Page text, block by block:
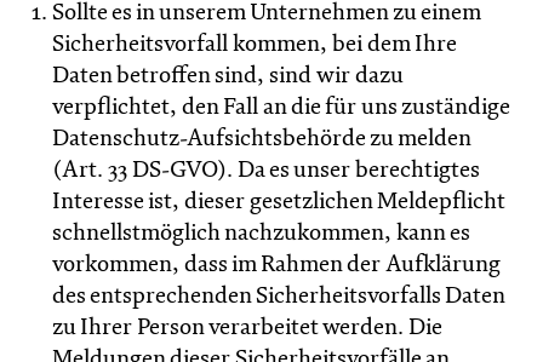
Sollte es in unserem Unternehmen zu einem
Sicherheitsvorfall kommen, bei dem Ihre
Daten betroffen sind, sind wir dazu
verpflichtet, den Fall an die für uns zuständige
Datenschutz-Aufsichtsbehörde zu melden
(Art. 33 DS-GVO). Da es unser berechtigtes
Interesse ist, dieser gesetzlichen Meldepflicht
schnellstmöglich nachzukommen, kann es
vorkommen, dass im Rahmen der Aufklärung
des entsprechenden Sicherheitsvorfalls Daten
zu Ihrer Person verarbeitet werden. Die